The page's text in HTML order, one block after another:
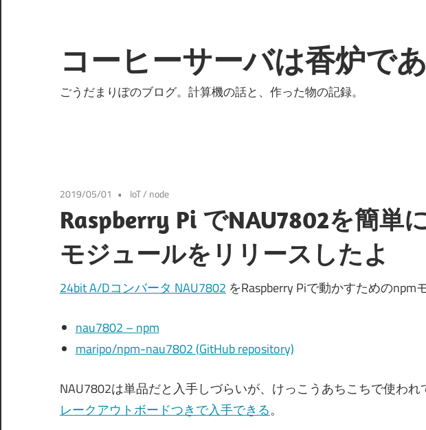
テ
ン
ツ
プ
コーヒーサーバは香炉で
ごうだまりぽのブログ。計算機の話と、作った物の記録。
2019/05/01 IoT/ node
Raspberry Pi でNAU7802を簡単
モジュールをリリースしたよ
24bit A/Dコンバータ NAU7802 をRaspberry Piで動かすためのnpm
nau7802 – npm
maripo/npm-nau7802 (GitHub repository)
NAU7802は単品だと入手しづらいが、けっこうあちこちで使わ
レークアウトボードつきで入手できる。